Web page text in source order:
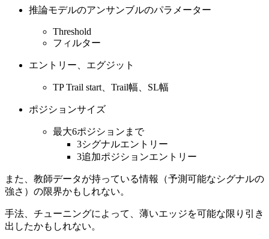
推論モデルのアンサンブルのパラメーター
Threshold
フィルター
エントリー、エグジット
TP Trail start、Trail幅、SL幅
ポジションサイズ
最大6ポジションまで
3シグナルエントリー
3追加ポジションエントリー
また、教師データが持っている情報（予測可能なシグナルの
強さ）の限界かもしれない。
手法、チューニングによって、薄いエッジを可能な限り引き
出したかもしれない。